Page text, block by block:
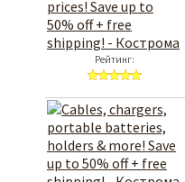
Рейтинг: